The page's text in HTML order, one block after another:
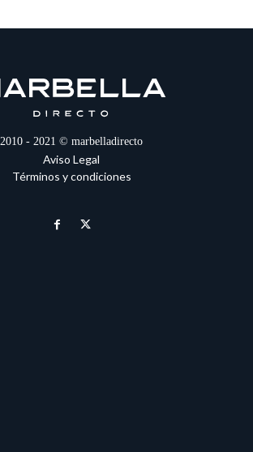
2010 - 2021 © marbelladirecto
Aviso Legal
Términos y condiciones